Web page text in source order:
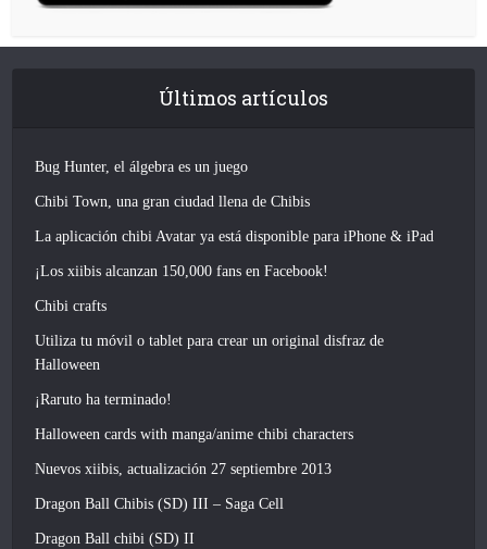
Últimos artículos
Bug Hunter, el álgebra es un juego
Chibi Town, una gran ciudad llena de Chibis
La aplicación chibi Avatar ya está disponible para iPhone & iPad
¡Los xiibis alcanzan 150,000 fans en Facebook!
Chibi crafts
Utiliza tu móvil o tablet para crear un original disfraz de
Halloween
¡Raruto ha terminado!
Halloween cards with manga/anime chibi characters
Nuevos xiibis, actualización 27 septiembre 2013
Dragon Ball Chibis (SD) III – Saga Cell
Dragon Ball chibi (SD) II